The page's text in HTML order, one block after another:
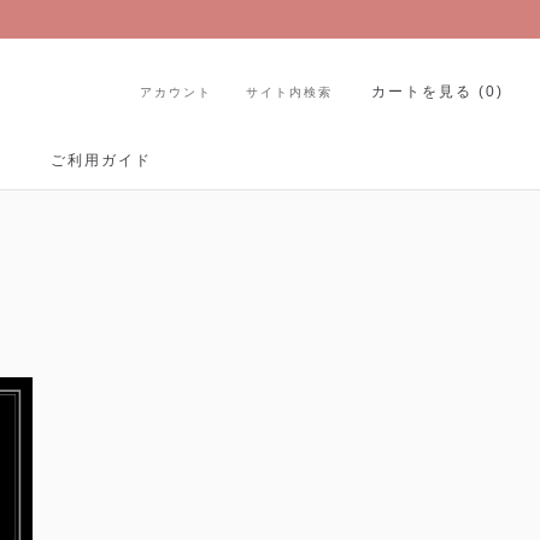
ご利用ガイド
アカウント サイト内検索 カートを見る (0)